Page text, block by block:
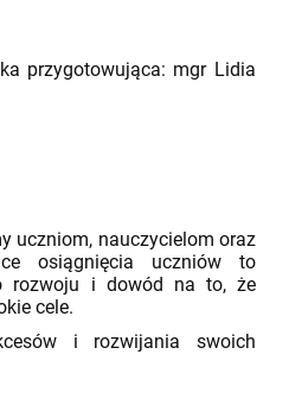
przygotowująca: mgr Lidia
uczniom, nauczycielom oraz
osiągnięcia uczniów to
rozwoju i dowód na to, że
cele.
i rozwijania swoich